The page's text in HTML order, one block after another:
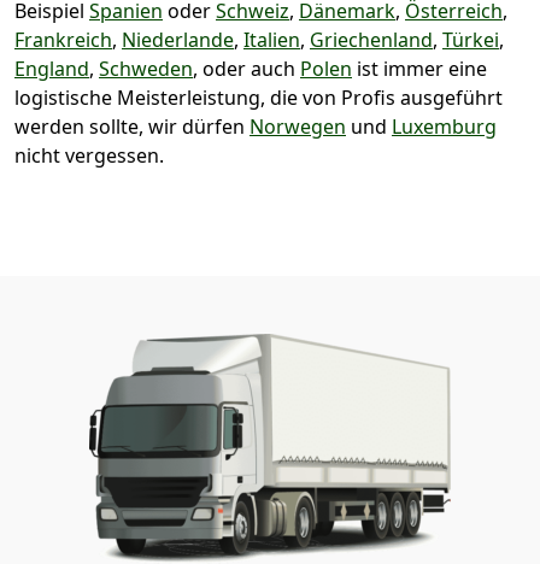
Beispiel Spanien oderSchweiz, Dänemark, Österreich,
Frankreich, Niederlande, Italien, Griechenland, Türkei,
England, Schweden, oder auch Polen ist immer eine
logistische Meisterleistung, die von Profis ausgeführt
werden sollte, wir dürfen Norwegen und Luxemburg
nicht vergessen.